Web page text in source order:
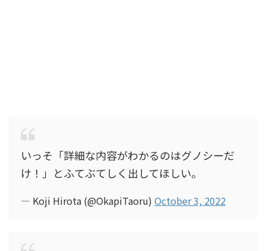
いっそ「詳細な内容がわかるのはグノシーだ
け！」とふてぶてしく出してほしい。
— Koji Hirota (@OkapiTaoru) October 3, 2022